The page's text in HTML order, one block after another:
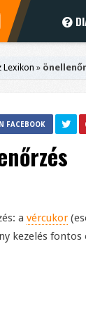
Lexikon »
FACEBOOK
a vércukor
kezelés fontos